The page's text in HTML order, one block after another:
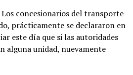
concesionarios del transporte
prácticamente se declararon en
este día que si las autoridades
alguna unidad, nuevamente